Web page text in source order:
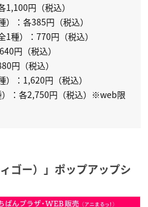
1,100円（税込）
）：各385円（税込）
1種）：770円（税込）
円（税込）
円（税込）
）：1,620円（税込）
）：各2,750円（税込）※web限
ゴー）」ポップアップシ